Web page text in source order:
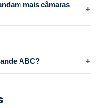
mais câmaras
+
ABC? +